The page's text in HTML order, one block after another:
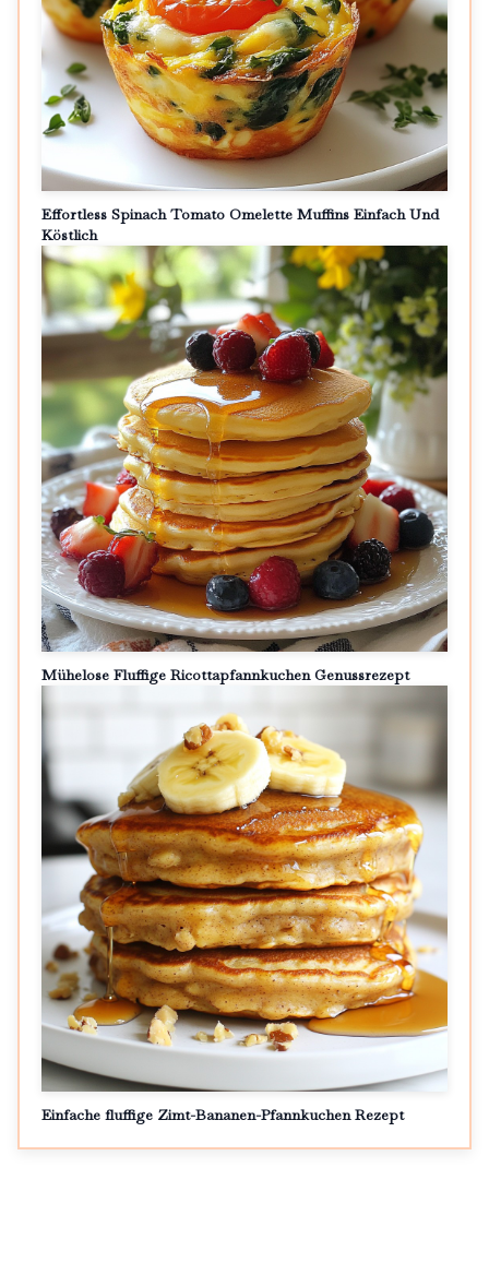
Effortless Spinach Tomato Omelette Muffins Einfach Und
Köstlich
Mühelose Fluffige Ricottapfannkuchen Genussrezept
Einfache fluffige Zimt-Bananen-Pfannkuchen Rezept